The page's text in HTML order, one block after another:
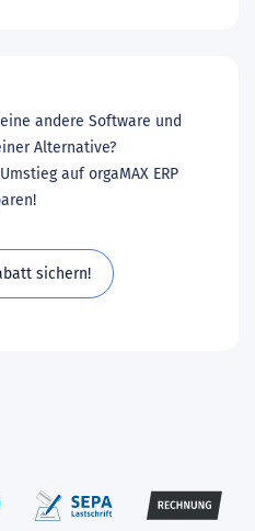
andere Software und
Alternative?
auf orgaMAX ERP
sichern!